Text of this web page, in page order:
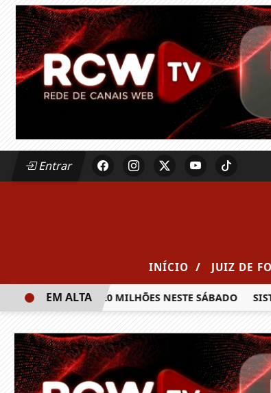
Entrar
INÍCIO / JUIZ DE
PRÊMIO DE R$ 20 MILHÕES NESTE SÁBADO
EM ALTA